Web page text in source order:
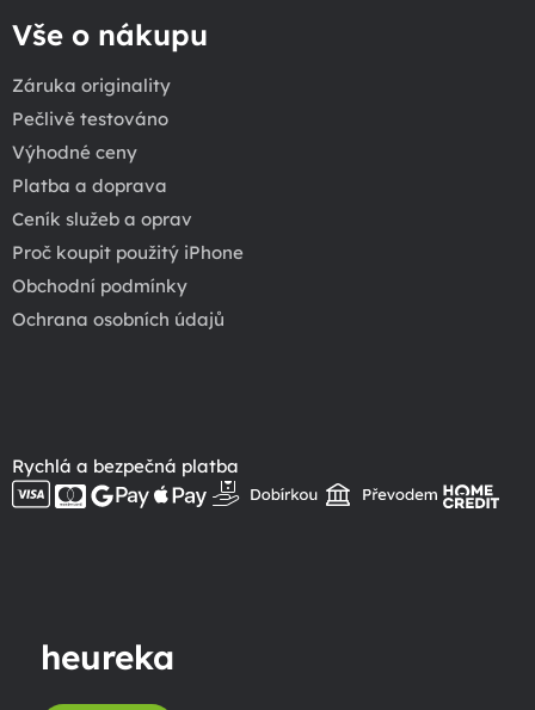
Vše o nákupu
Záruka originality
Pečlivě testováno
Výhodné ceny
Platba a doprava
Ceník služeb a oprav
Proč koupit použitý iPhone
Obchodní podmínky
Ochrana osobních údajů
Rychlá a bezpečná platba
heureka